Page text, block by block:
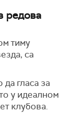
редова
тиму
са
да гласа за
у идеалном
клубова.